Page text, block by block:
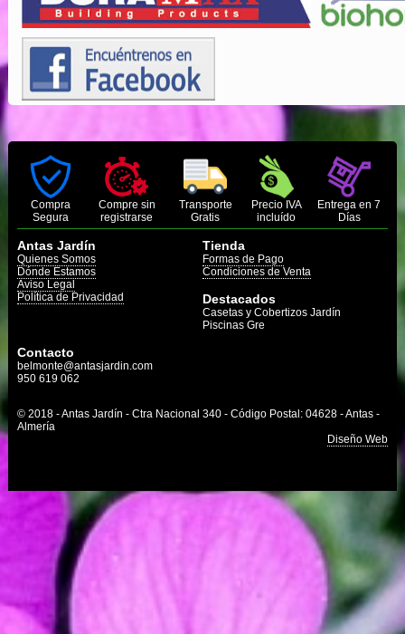
Compra
Segura
Compre sin
registrarse
Transporte
Gratis
Precio IVA
incluído
Entrega en 7
Días
Antas Jardín
Quienes Somos
Dónde Estamos
Aviso Legal
Política de Privacidad
Tienda
Formas de Pago
Condiciones de Venta
Destacados
Casetas y Cobertizos Jardín
Piscinas Gre
Contacto
belmonte@antasjardin.com
950 619 062
© 2018 - Antas Jardín - Ctra Nacional 340 - Código Postal: 04628 - Antas -
Almería
Diseño Web